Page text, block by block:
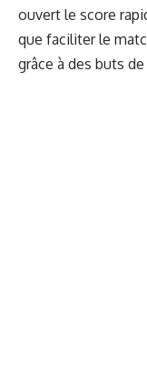
ouvert le score
que faciliter le
grâce à des buts